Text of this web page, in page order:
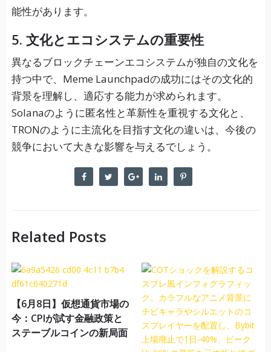
能性があります。
5. 文化とエコシステムの重要性
異なるブロックチェーンエコシステムが独自の文化を
持つ中で、Meme Launchpadの成功にはその文化的
背景を理解し、適応する能力が求められます。
Solanaのように匿名性と革新性を重視する文化と、
TRONのように主流化を目指す文化の違いは、今後の
競争において大きな影響を与えるでしょう。
Related Posts
【6月8日】仮想通貨市場の
今：CPIが試す金融政策と
ステーブルコインの新局面